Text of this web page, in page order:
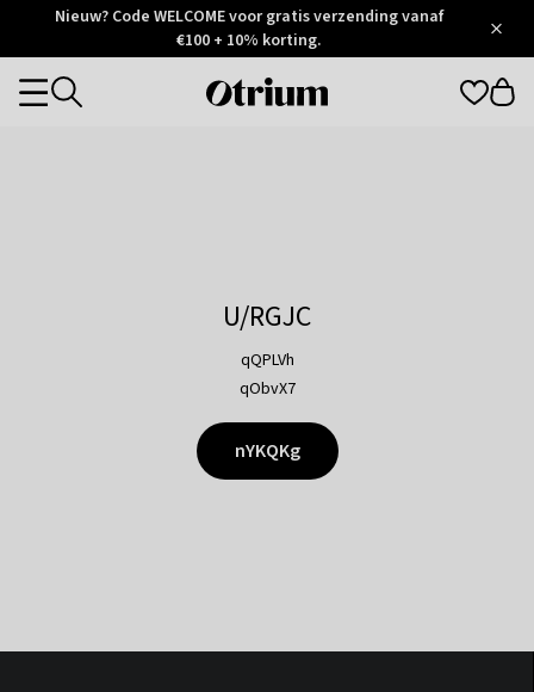
Otrium
Trustpilot
Nieuw? Code WELCOME voor gratis verzending vanaf
€100 + 10% korting.
Otrium
Categories
U/RGJC
qQPLVh
qObvX7
nYKQKg